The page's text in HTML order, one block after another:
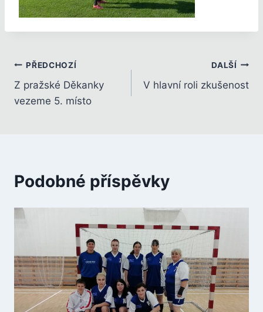
Navigace
pro
PŘEDCHOZÍ
Z pražské Děkanky
vezeme 5. místo
DALŠÍ
V hlavní roli zkušenost
Podobné příspěvky